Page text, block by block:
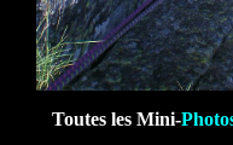
Toutes les Mini-